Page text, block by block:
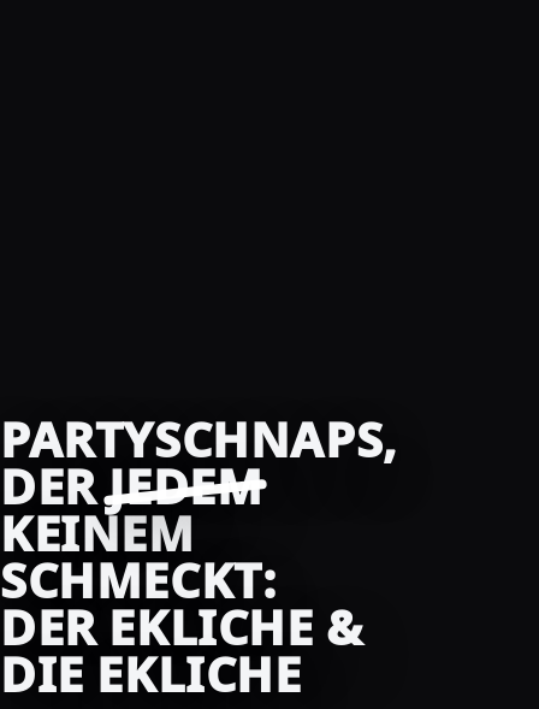
PARTYSCHNAPS,
DERJEDEM
KEINEM
SCHMECKT:
DER EKLICHE &
DIE EKLICHE